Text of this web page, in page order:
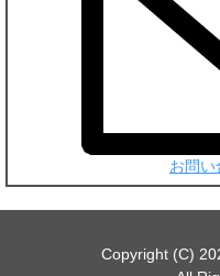
お問い
Copyright (C)